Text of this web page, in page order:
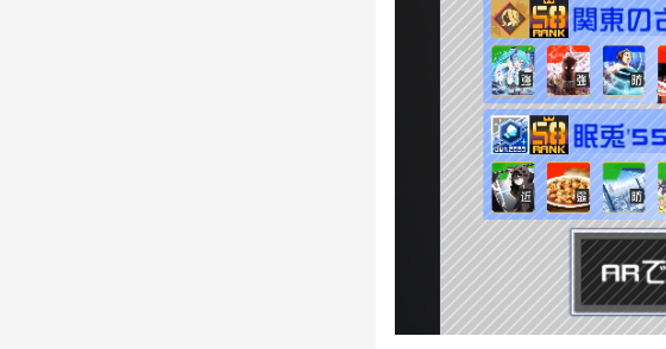
・カスタムバトルを作成する
成した側のチームはそのバト
※ただし、バトルに影響を及ぼ
・禁止行為(カード被り、禁止
■再戦について
・チームメンバー全員が揃わ
※再戦となった場合、両チー
・両者のチームメンバー全員
バーがいた場合、再戦とする。
※再戦となった場合、AI表記に
とする。対戦相手はカードの
・上記に該当しない場合でも